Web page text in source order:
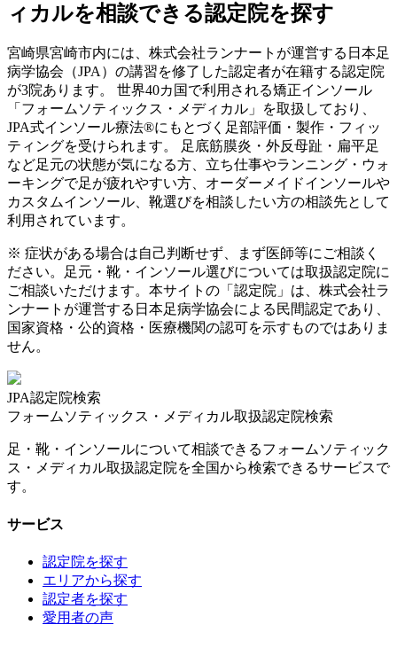
ィカルを相談できる認定院を探す
宮崎県宮崎市内には、株式会社ランナートが運営する日本足
病学協会（JPA）の講習を修了した認定者が在籍する認定院
が3院あります。 世界40カ国で利用される矯正インソール
「フォームソティックス・メディカル」を取扱しており、
JPA式インソール療法®にもとづく足部評価・製作・フィッ
ティングを受けられます。 足底筋膜炎・外反母趾・扁平足
など足元の状態が気になる方、立ち仕事やランニング・ウォ
ーキングで足が疲れやすい方、オーダーメイドインソールや
カスタムインソール、靴選びを相談したい方の相談先として
利用されています。
※ 症状がある場合は自己判断せず、まず医師等にご相談く
ださい。足元・靴・インソール選びについては取扱認定院に
ご相談いただけます。本サイトの「認定院」は、株式会社ラ
ンナートが運営する日本足病学協会による民間認定であり、
国家資格・公的資格・医療機関の認可を示すものではありま
せん。
JPA認定院検索
フォームソティックス・メディカル取扱認定院検索
足・靴・インソールについて相談できるフォームソティック
ス・メディカル取扱認定院を全国から検索できるサービスで
す。
サービス
認定院を探す
エリアから探す
認定者を探す
愛用者の声